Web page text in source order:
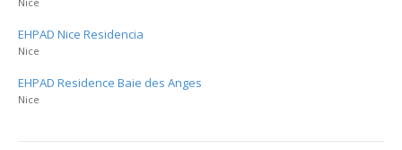
EHPAD Nice Residencia
Nice
EHPAD Residence Baie des Anges
Nice